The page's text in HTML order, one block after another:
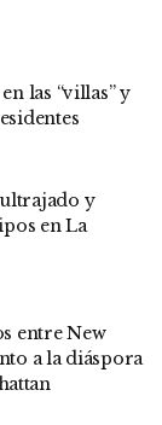
las “villas” y
y
en La
entre New
a la diáspora